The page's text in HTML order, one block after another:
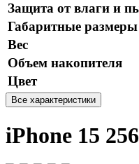
Защита от влаги и
Габаритные
Вес
Объем накопителя
Цвет
Все характеристики
iPhone 15